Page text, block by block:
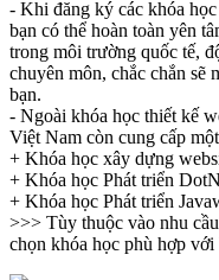
- Khi đăng ký các khóa
bạn có thể hoàn toàn yên
trong môi trường quốc tế,
chuyên môn, chắc chắn sẽ
bạn.
- Ngoài khóa học thiết kế
Việt Nam còn cung cấp
+ Khóa học xây dựng
+ Khóa học Phát triển
+ Khóa học Phát triển
>>> Tùy thuộc vào nhu
chọn khóa học phù hợp với